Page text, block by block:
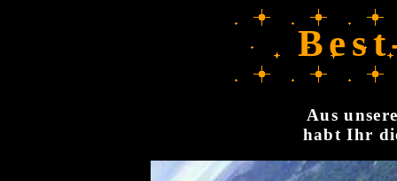
Aus
habt Ihr